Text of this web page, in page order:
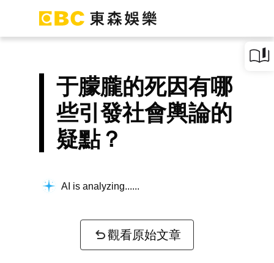
于朦朧的死因有哪
些引發社會輿論的
疑點？
AI is analyzing...
觀看原始文章